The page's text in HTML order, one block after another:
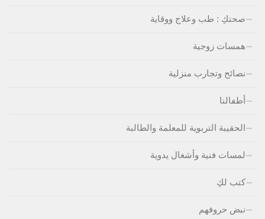
صحتكِ : طب وعلاج ووقاية
همسات زوجية
نصائح وتجارب منزلية
أطفالنا
الحقيبة التربوية للمعلمة والطالبة
لمسات فنية وأشغال يدوية
كتب لكِ
نبض حروفهم